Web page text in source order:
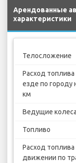
Арендованные
характеристики
Телосложение
Расход топлива
езде по городу
км
Ведущие колеса
Топливо
Расход топлива
движении по